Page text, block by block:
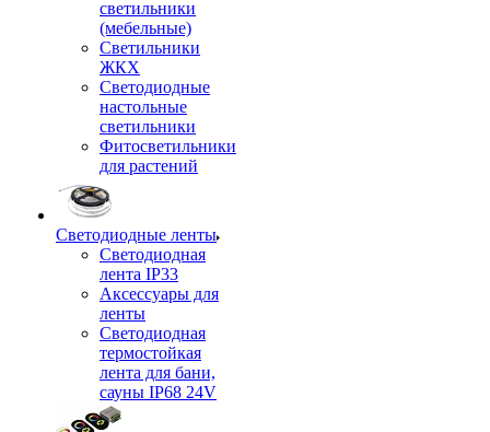
светильники
(мебельные)
Светильники
ЖКХ
Светодиодные
настольные
светильники
Фитосветильники
для растений
Светодиодные ленты
Светодиодная
лента IP33
Аксессуары для
ленты
Светодиодная
термостойкая
лента для бани,
сауны IP68 24V